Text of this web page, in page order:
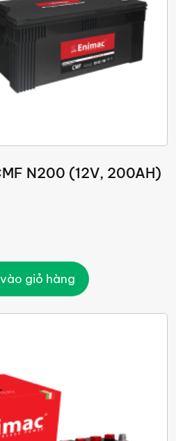
N200 (12V, 200AH)
giỏ hàng